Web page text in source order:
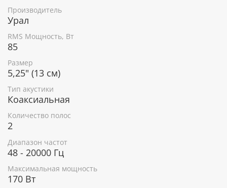
Производитель
Урал
RMS Мощность, Вт
85
Размер
5,25" (13 см)
Тип акустики
Коаксиальная
Количество полос
2
Диапазон частот
48 - 20000 Гц
Максимальная мощность
170 Вт